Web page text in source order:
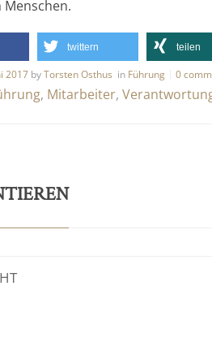
twittern teilen
2017 byTorsten Osthus in Führung 0
, Mitarbeiter,